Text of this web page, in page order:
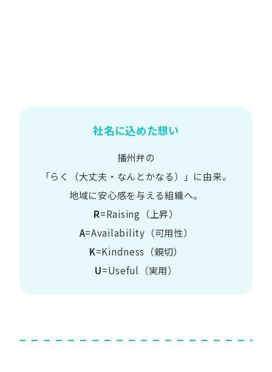
社名に込めた想い
播州弁の
​「らく​（大丈夫・なんとかなる）」に​由来。
地域に​安心感を​与える​組織へ。
R=Raising（上昇）
A=Availability​（可用性）
K=Kindness​（親切）
U=Useful​（実用）​